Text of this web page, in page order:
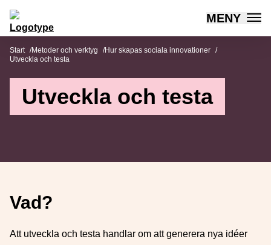
Hoppa till innehåll
Mötesplatsen Social Innovation MENY
Start Metoder och verktyg
Hur skapas sociala innovationer
Utveckla och testa
Utveckla och testa
Vad?
Att utveckla och testa handlar om att generera nya idéer